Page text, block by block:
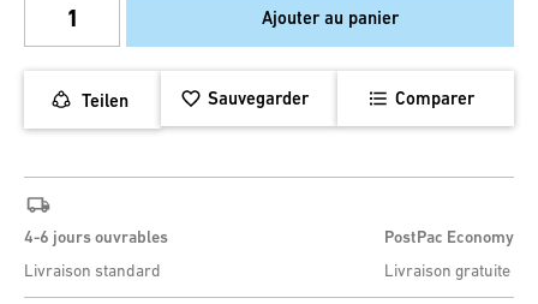
Ajouter au panier
Teilen Sauvegarder Comparer
4-6 jours ouvrables
Livraison standard
PostPac Economy
Livraison gratuite